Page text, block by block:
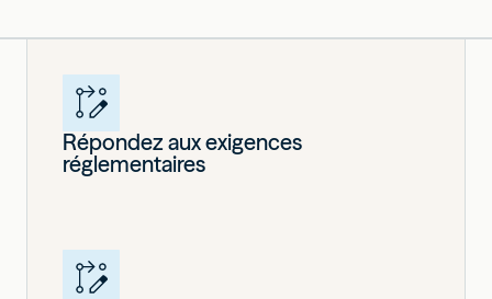
Répondez aux exigences
réglementaires